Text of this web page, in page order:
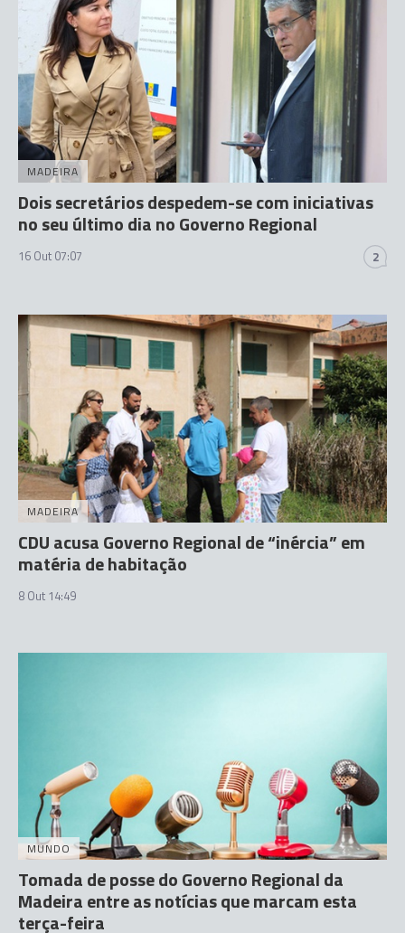
MADEIRA
Dois secretários despedem-se com iniciativas
no seu último dia no Governo Regional
16 Out 07:07 2
MADEIRA
CDU acusa Governo Regional de “inércia” em
matéria de habitação
8 Out 14:49
MUNDO
Tomada de posse do Governo Regional da
Madeira entre as notícias que marcam esta
terça-feira